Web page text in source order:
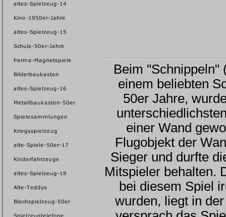
Beim "Schnippeln"
einem beliebten
50er Jahre,
einer Wand
Flugobjekt der
Sieger und durfte
Mitspieler behalten.
bei diesem Spiel
wurden, liegt in